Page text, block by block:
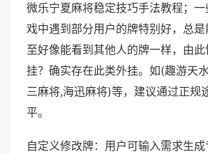
微乐宁夏麻将稳定技巧手法教程；
戏中遇到部分用户的牌特别好，总
至好像能看到其他人的牌一样，由
挂？确实存在此类外挂。如(趣游天
三麻将,海迅麻将)等，建议通过正规
平。
自定义修改牌：用户可输入需求生成